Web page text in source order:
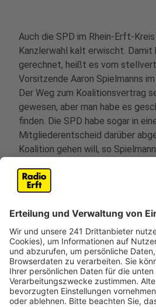
Auch die SPD im Rhein-Erft-
Kanzlerwahl kalt erwischt. Damit
gerechnet, heißt es vom
Vorsitzende Aaron Spielmanns
Der Weg zum Koalitionsvertrag
gewesen, aber man habe es
finden. Die SPD habe sogar in
Mitgliederentscheid darüber
Koalition gehen will, so
Aus der Vergangenheit wisse
Entscheidungen von den SPD-
2. Wahlgang auch. Deshalb
sehr zuversichtlich, dass die
Fraktionsvorsitzenden mit ihren
führen und der zweite Wahlgang
Bürgerinnen und Bürger hätten
zuverlässiges
Spielmanns weiter. Dass Merz